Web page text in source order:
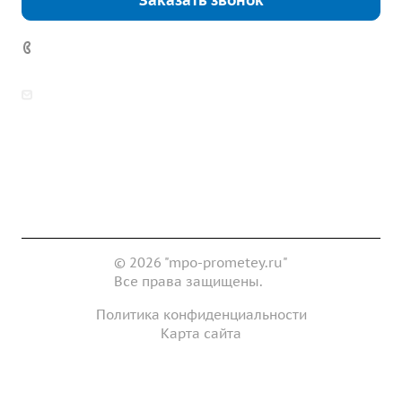
© 2026 "mpo-prometey.ru"
Все права защищены.
Политика конфиденциальности
Карта сайта